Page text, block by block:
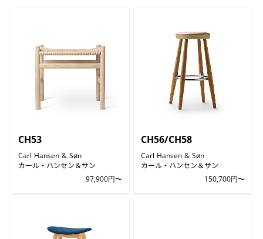
CH53
Carl Hansen & Søn
カール・ハンセン＆サン
97,900円〜
CH56/CH58
Carl Hansen & Søn
カール・ハンセン＆サン
150,700円〜